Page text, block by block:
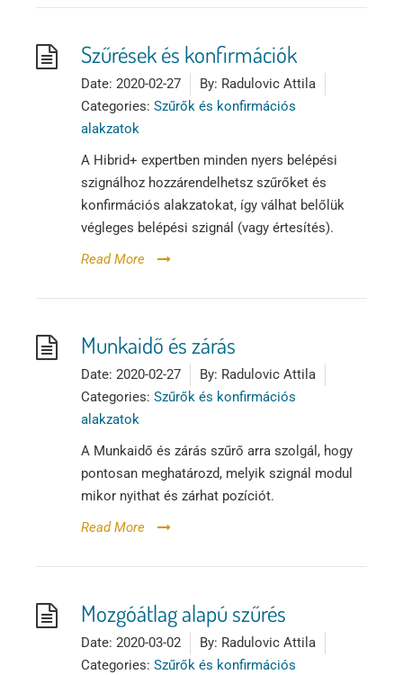
Tőzsdeklub
Adósegéd
Szűrések és konfirmációk
Date: 2020-02-27 By: Radulovic Attila
Categories: Szűrők és konfirmációs
alakzatok
A Hibrid+ expertben minden nyers belépési
szignálhoz hozzárendelhetsz szűrőket és
konfirmációs alakzatokat, így válhat belőlük
végleges belépési szignál (vagy értesítés).
Read More
Munkaidő és zárás
Date: 2020-02-27 By: Radulovic Attila
Categories: Szűrők és konfirmációs
alakzatok
A Munkaidő és zárás szűrő arra szolgál, hogy
pontosan meghatározd, melyik szignál modul
mikor nyithat és zárhat pozíciót.
Read More
Mozgóátlag alapú szűrés
Date: 2020-03-02 By: Radulovic Attila
Categories: Szűrők és konfirmációs